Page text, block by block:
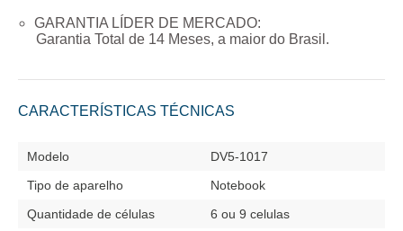
GARANTIA LÍDER DE MERCADO:
Garantia Total de 14 Meses, a maior do Brasil.
CARACTERÍSTICAS TÉCNICAS
Modelo
DV5-1017
Tipo de aparelho
Notebook
Quantidade de células
6 ou 9 celulas